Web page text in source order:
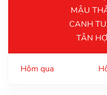
MẬU
CANH
TÂN
Hôm qua